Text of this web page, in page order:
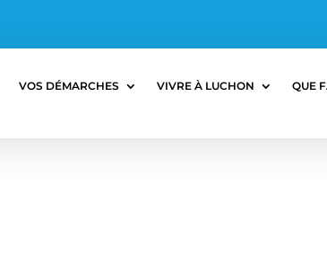
VOS DÉMARCHES VIVRE À LUCHON QUE